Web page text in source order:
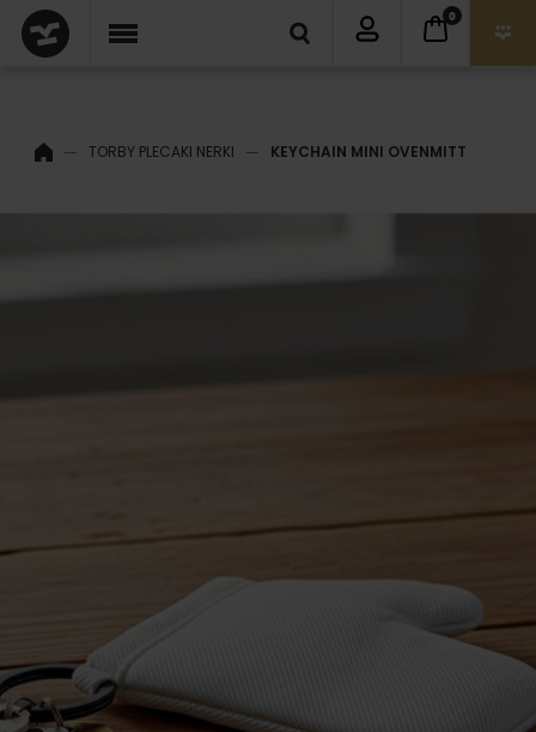
0
TORBY PLECAKI NERKI KEYCHAIN MINI OVENMITT